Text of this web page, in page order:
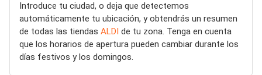
Introduce tu ciudad, o deja que detectemos
automáticamente tu ubicación, y obtendrás un resumen
de todas las tiendas ALDI de tu zona. Tenga en cuenta
que los horarios de apertura pueden cambiar durante los
días festivos y los domingos.